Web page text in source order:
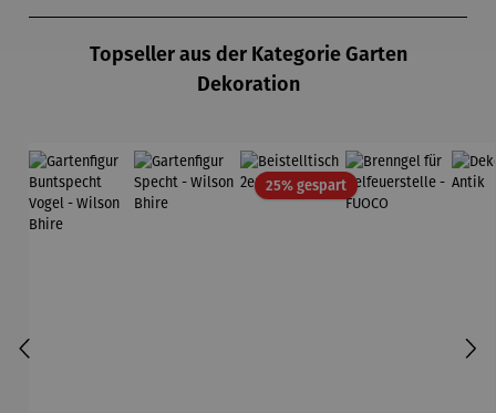
Topseller aus der Kategorie Garten
Dekoration
25% gespartRabatt